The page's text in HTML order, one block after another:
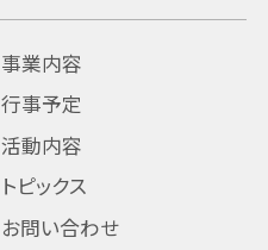
事業内容
行事予定
活動内容
トピックス
お問い合わせ